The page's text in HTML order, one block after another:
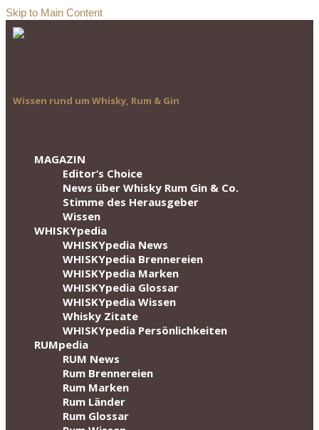
Skip to Main Content
Wissen rund um Whisky, Rum & Gin
MAGAZIN
Editor‘s Choice
News über Whisky Rum Gin & Co.
Stimme des Herausgeber
Wissen
WHISKYpedia
WHISKYpedia News
WHISKYpedia Brennereien
WHISKYpedia Marken
WHISKYpedia Glossar
WHISKYpedia Wissen
Whisky Zitate
WHISKYpedia Persönlichkeiten
RUMpedia
RUM News
Rum Brennereien
Rum Marken
Rum Länder
Rum Glossar